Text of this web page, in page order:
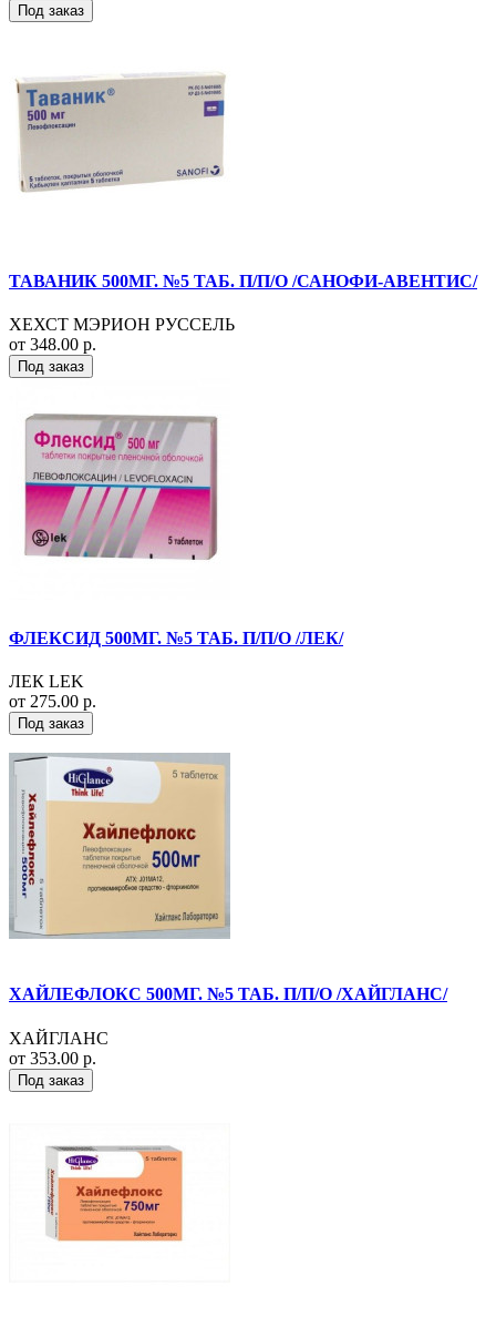
Под заказ
ТАВАНИК 500МГ. №5 ТАБ. П/П/О /САНОФИ-АВЕНТИС/
ХЕХСТ МЭРИОН РУССЕЛЬ
от 348.00 р.
Под заказ
ФЛЕКСИД 500МГ. №5 ТАБ. П/П/О /ЛЕК/
ЛЕК LEK
от 275.00 р.
Под заказ
ХАЙЛЕФЛОКС 500МГ. №5 ТАБ. П/П/О /ХАЙГЛАНС/
ХАЙГЛАНС
от 353.00 р.
Под заказ